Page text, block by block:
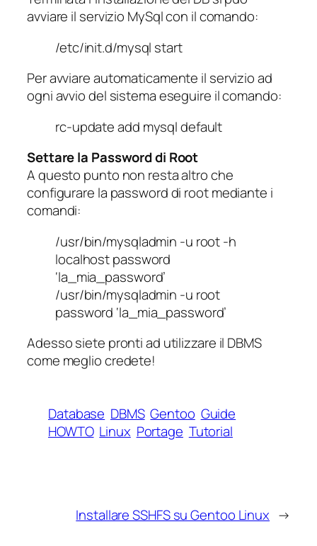
avviare il servizio MySql con il comando:
/etc/init.d/mysql start
Per avviare automaticamente il servizio ad
ogni avvio del sistema eseguire il comando:
rc-update add mysql default
Settare la Password di Root
A questo punto non resta altro che
configurare la password di root mediante i
comandi:
/usr/bin/mysqladmin -u root -h
localhost password
‘la_mia_password’
/usr/bin/mysqladmin -u root
password ‘la_mia_password’
Adesso siete pronti ad utilizzare il DBMS
come meglio credete!
Database DBMS Gentoo Guide
HOWTO Linux Portage Tutorial
Installare SSHFS su Gentoo Linux →